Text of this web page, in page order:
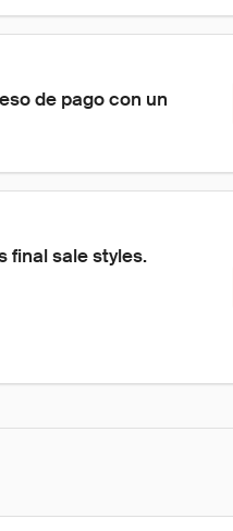
de pago con un
final sale styles.